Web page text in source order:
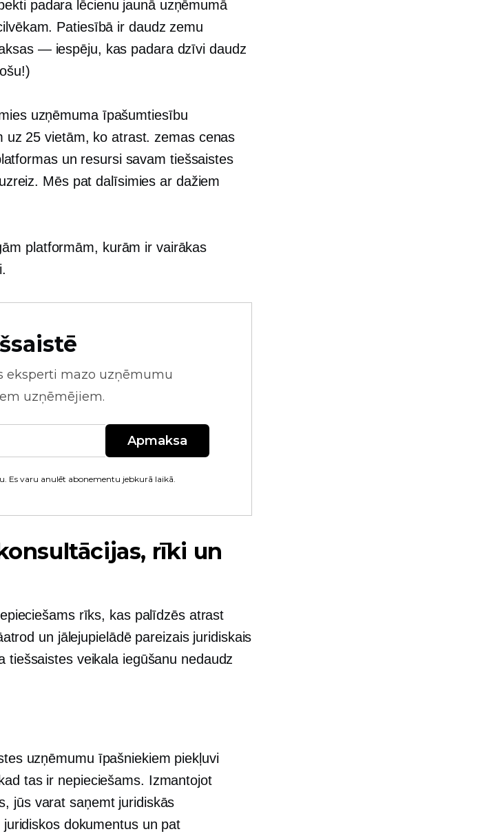
padara lēcienu jaunā uzņēmumā
Patiesībā ir daudz zemu
— iespēju, kas padara dzīvi daudz
uzņēmuma īpašumtiesību
uz 25 vietām, ko atrast. zemas cenas
un resursi savam tiešsaistes
Mēs pat dalīsimies ar dažiem
platformām, kurām ir vairākas
eksperti mazo uzņēmumu
uzņēmējiem.
Apmaksa
Es varu anulēt abonementu jebkurā laikā.
rīki un
rīks, kas palīdzēs atrast
un jālejupielādē pareizais juridiskais
tiešsaistes veikala iegūšanu nedaudz
uzņēmumu īpašniekiem piekļuvi
tas ir nepieciešams. Izmantojot
jūs varat saņemt juridiskās
dokumentus un pat